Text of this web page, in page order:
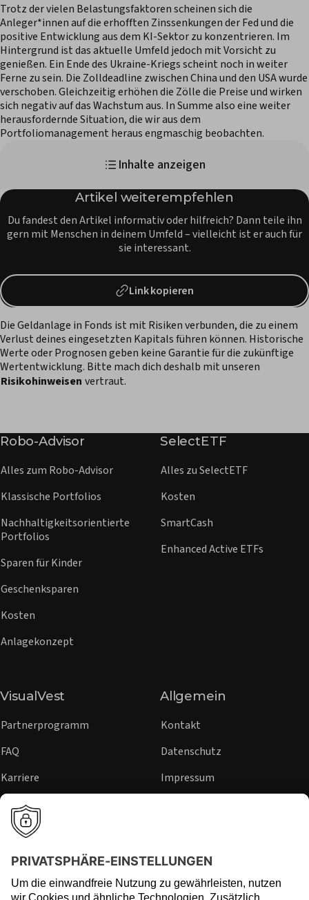
Inhalte anzeigen
Trotz der vielen Belastungsfaktoren scheinen sich die
Anleger*innen auf die erhofften Zinssenkungen der Fed und die
positive Entwicklung aus dem KI-Sektor zu konzentrieren. Im
Hintergrund ist das aktuelle Umfeld jedoch mit Vorsicht zu
genießen. Ein Ende des Ukraine-Kriegs scheint noch in weiter
Ferne zu sein. Die Zolldeadline zwischen China und den USA wurde
verschoben. Gleichzeitig erhöhen die Zölle die Preise und wirken
sich negativ auf das Wachstum aus. In Summe also eine weiter
herausfordernde Situation, die wir aus dem
Portfoliomanagement heraus engmaschig beobachten.
Artikel weiterempfehlen
Du fandest den Artikel informativ oder hilfreich? Dann teile ihn
gern mit Menschen in deinem Umfeld – vielleicht ist er auch für
sie interessant.
Link kopieren
Die Geldanlage in Fonds ist mit Risiken verbunden, die zu einem
Verlust deines eingesetzten Kapitals führen können. Historische
Werte oder Prognosen geben keine Garantie für die zukünftige
Wertentwicklung. Bitte mach dich deshalb mit unseren
Risikohinweisen vertraut.
Robo-Advisor
Alles zum Robo-Advisor
Klassische Portfolios
Nachhaltigkeitsorientierte
Portfolios
Sparen für Kinder
Geschenksparen
Kosten
Anlagekonzept
SelectETF
Alles zu SelectETF
Kosten
SmartCash
Enhanced Active ETFs
VisualVest
Partnerprogramm
FAQ
Karriere
Sicherheit
Presse
Allgemein
Kontakt
Datenschutz
Impressum
Regulierung
Risikohinweise